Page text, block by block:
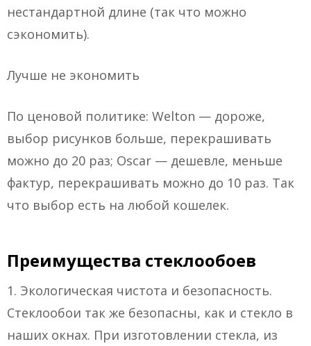
нестандартной длине (так что можно
сэкономить).
Лучше не экономить
По ценовой политике: Welton — дороже,
выбор рисунков больше, перекрашивать
можно до 20 раз; Oscar — дешевле, меньше
фактур, перекрашивать можно до 10 раз. Так
что выбор есть на любой кошелек.
Преимущества стеклообоев
1. Экологическая чистота и безопасность.
Стеклообои так же безопасны, как и стекло в
наших окнах. При изготовлении стекла, из